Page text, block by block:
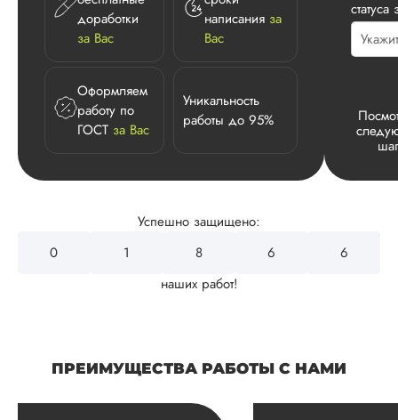
доработки
за Вас
написания за
Вас
Оформляем
работу по
ГОСТ за Вас
Уникальность
работы до 95%
статуса
Успешно защищено:
6
4
0
2
0
наших работ!
ПРЕИМУЩЕСТВА РАБОТЫ С НАМИ